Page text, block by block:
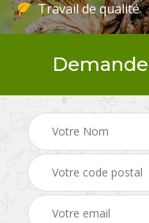
Travail de qualité